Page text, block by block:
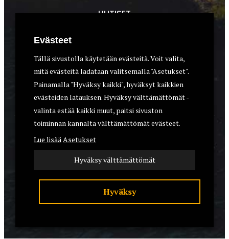
UUTISET
ASEET & OPTIIKKA
VARUSTEET
KOIRAT
YHTEYSTIEDOT
REKISTERISELOSTE
EVÄSTEET
Evästeet
Tällä sivustolla käytetään evästeitä. Voit valita,
mitä evästeitä ladataan valitsemalla "Asetukset".
Painamalla "Hyväksy kaikki", hyväksyt kaikkien
evästeiden latauksen. Hyväksy välttämättömät -
valinta estää kaikki muut, paitsi sivuston
toiminnan kannalta välttämättömät evästeet.
Lue lisääAsetukset
Hyväksy välttämättömät
Hyväksy